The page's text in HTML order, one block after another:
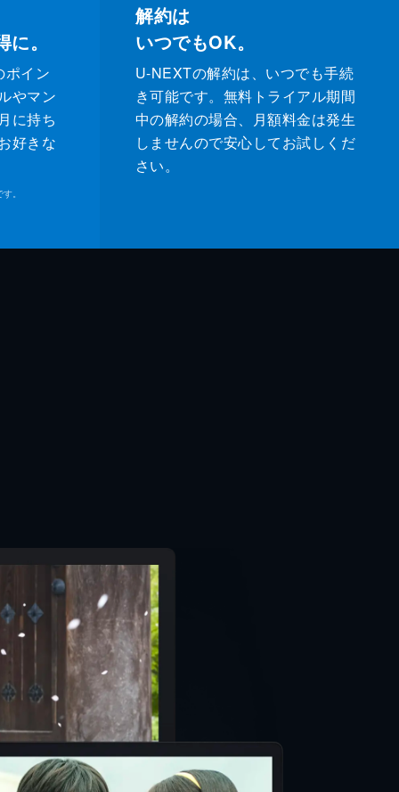
。
ポイン
やマン
に持ち
好きな
。
解約は
いつでもOK。
U-NEXTの解約は、いつでも手続
き可能です。無料トライアル期間
中の解約の場合、月額料金は発生
しませんので安心してお試しくだ
さい。